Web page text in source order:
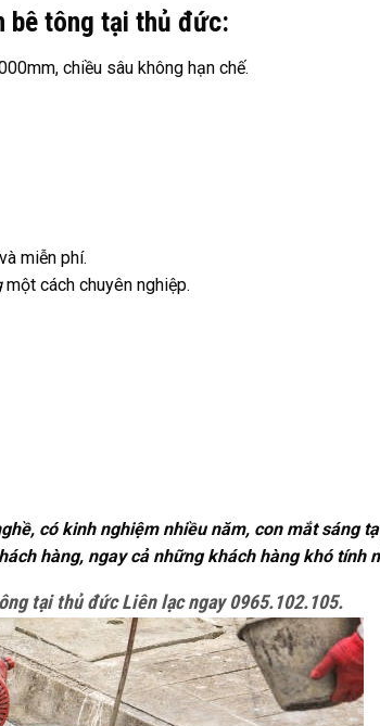
bê tông tại thủ đức:
chiều sâu không hạn chế.
miễn phí.
một cách chuyên nghiệp.
có kinh nghiệm nhiều năm, con mắt sáng
hàng, ngay cả những khách hàng khó tính
tại thủ đức Liên lạc ngay 0965.102.105.